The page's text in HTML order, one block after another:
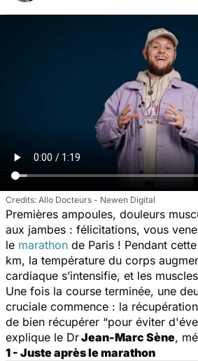
Allo Docteurs - Newen Digital
Premières ampoules, douleurs
aux jambes : félicitations, vous
le marathon de Paris ! Pendant cette
km, la température du corps
cardiaque s’intensifie, et les
Une fois la course terminée, une
cruciale commence : la
de bien récupérer “pour éviter
explique le DrJean-Marc Sène,
1 - Juste après le marathon